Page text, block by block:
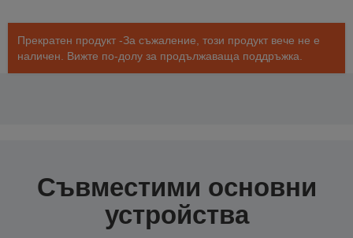
Прекратен продукт -За съжаление, този продукт вече не е
наличен. Вижте по-долу за продължаваща поддръжка.
Съвместими основни
устройства